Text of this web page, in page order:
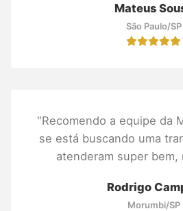
Mateus
São Paulo/SP
"Recomendo a equipe da
se está buscando uma
atenderam super bem,
Rodrigo
Morumbi/SP